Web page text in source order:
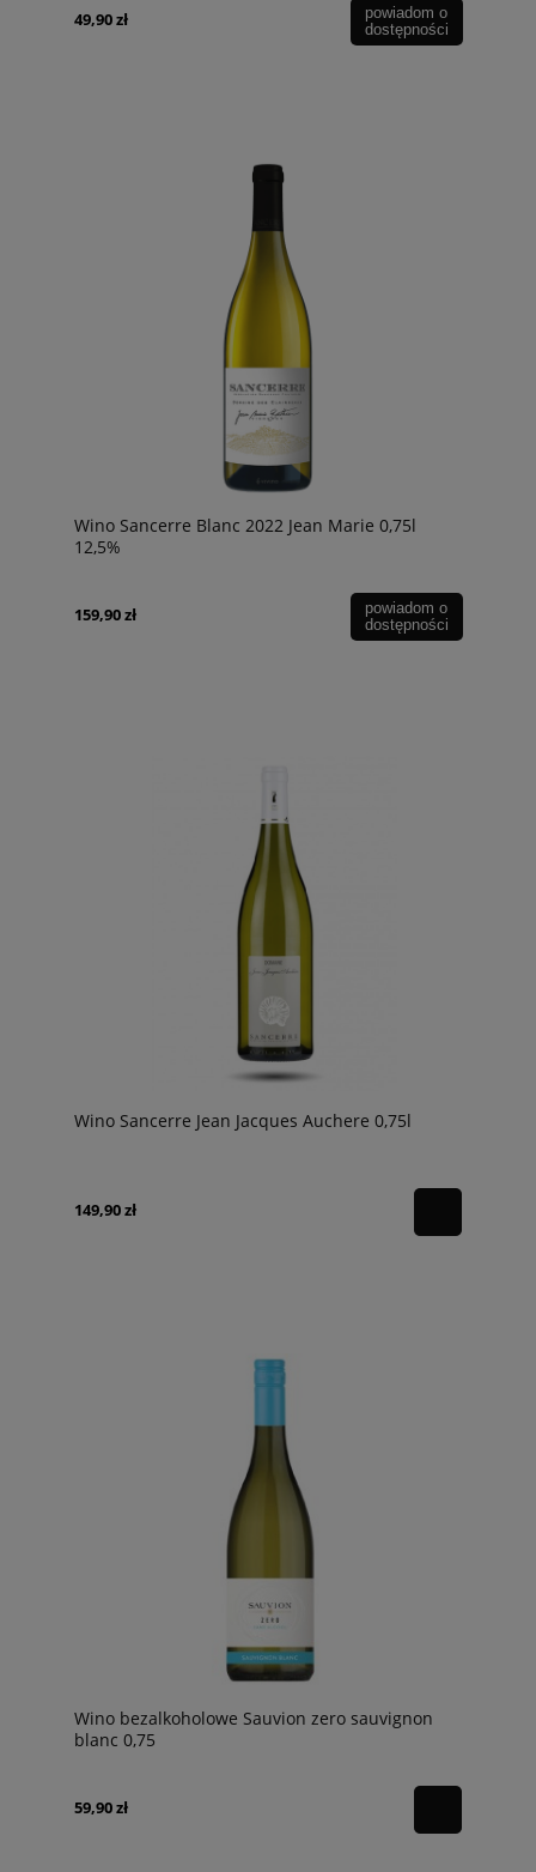
49,90 zł
powiadom o
dostępności
Wino Sancerre Blanc 2022 Jean Marie 0,75l
12,5%
159,90 zł
powiadom o
dostępności
Wino Sancerre Jean Jacques Auchere 0,75l
149,90 zł
Wino bezalkoholowe Sauvion zero sauvignon
blanc 0,75
59,90 zł